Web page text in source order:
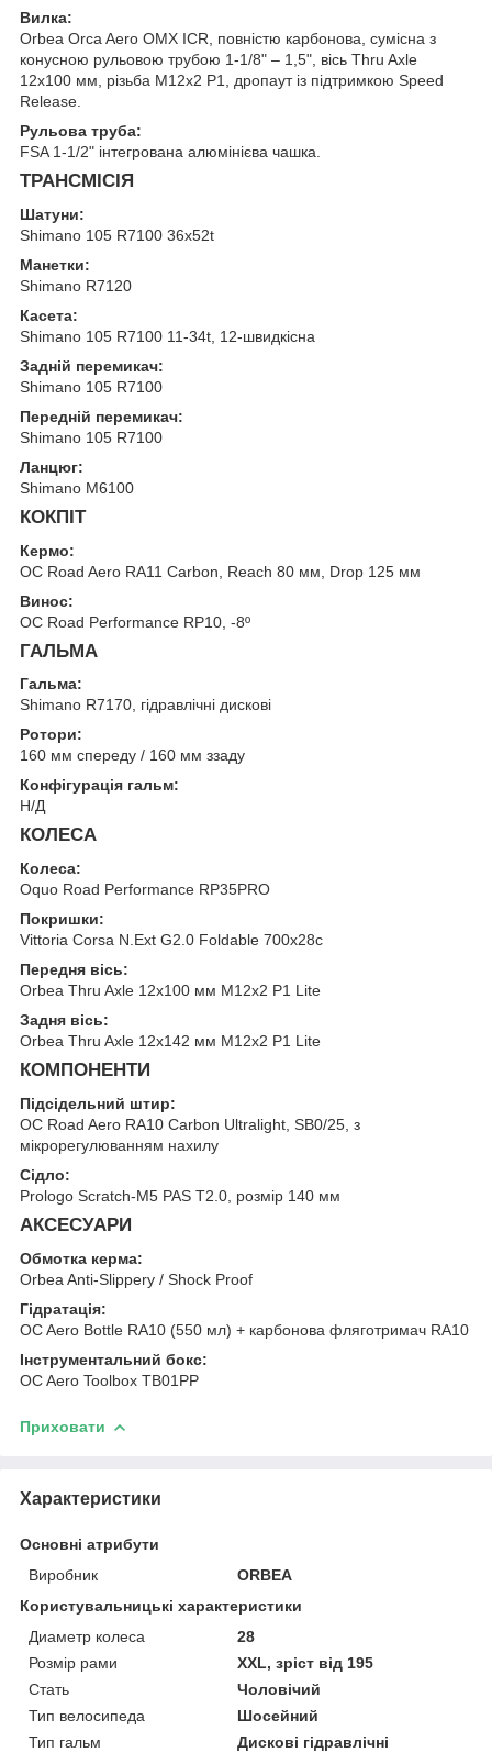
Вилка:
Orbea Orca Aero OMX ICR, повністю карбонова, сумісна з
конусною рульовою трубою 1-1/8" – 1,5", вісь Thru Axle
12x100 мм, різьба M12x2 P1, дропаут із підтримкою Speed
Release.
Рульова труба:
FSA 1-1/2" інтегрована алюмінієва чашка.
ТРАНСМІСІЯ
Шатуни:
Shimano 105 R7100 36x52t
Манетки:
Shimano R7120
Касета:
Shimano 105 R7100 11-34t, 12-швидкісна
Задній перемикач:
Shimano 105 R7100
Передній перемикач:
Shimano 105 R7100
Ланцюг:
Shimano M6100
КОКПІТ
Кермо:
OC Road Aero RA11 Carbon, Reach 80 мм, Drop 125 мм
Винос:
OC Road Performance RP10, -8º
ГАЛЬМА
Гальма:
Shimano R7170, гідравлічні дискові
Ротори:
160 мм спереду / 160 мм ззаду
Конфігурація гальм:
Н/Д
КОЛЕСА
Колеса:
Oquo Road Performance RP35PRO
Покришки:
Vittoria Corsa N.Ext G2.0 Foldable 700x28c
Передня вісь:
Orbea Thru Axle 12x100 мм M12x2 P1 Lite
Задня вісь:
Orbea Thru Axle 12x142 мм M12x2 P1 Lite
КОМПОНЕНТИ
Підсідельний штир:
OC Road Aero RA10 Carbon Ultralight, SB0/25, з
мікрорегулюванням нахилу
Сідло:
Prologo Scratch-M5 PAS T2.0, розмір 140 мм
АКСЕСУАРИ
Обмотка керма:
Orbea Anti-Slippery / Shock Proof
Гідратація:
OC Aero Bottle RA10 (550 мл) + карбонова фляготримач RA10
Інструментальний бокс:
OC Aero Toolbox TB01PP
Приховати
Характеристики
Основні атрибути
Виробник
ORBEA
Користувальницькі характеристики
Диаметр колеса
28
Розмір рами
XXL, зріст від 195
Стать
Чоловічий
Тип велосипеда
Шосейний
Тип гальм
Дискові гідравлічні